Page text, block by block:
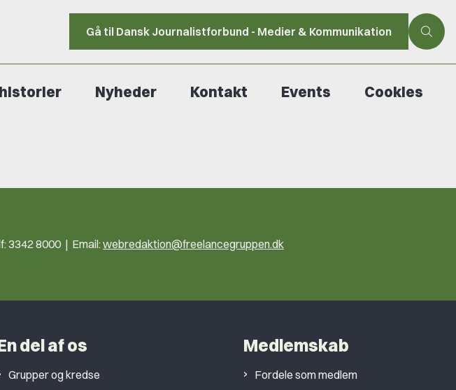
Gå til Dansk Journalistforbund - Medier & Kommunikation
Nyheder Kontakt Events Cookies
3342 8000 | Email: webredaktion@freelancegruppen.dk
del af os
Grupper og kredse
Medlemskab
Fordele som medlem